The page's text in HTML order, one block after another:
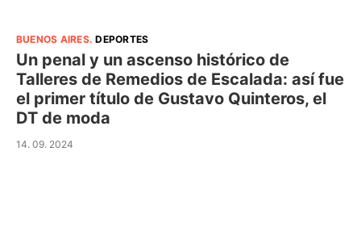
BUENOS AIRES.DEPORTES
Un penal y un ascenso histórico de
Talleres de Remedios de Escalada: así fue
el primer título de Gustavo Quinteros, el
DT de moda
14. 09. 2024